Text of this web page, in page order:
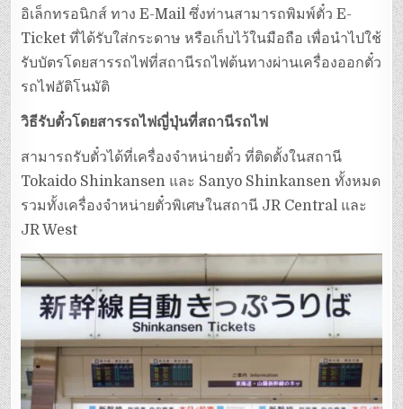
อิเล็กทรอนิกส์ ทาง E-Mail ซึ่งท่านสามารถพิมพ์ตั๋ว E-
Ticket ที่ได้รับใส่กระดาษ หรือเก็บไว้ในมือถือ เพื่อนำไปใช้
รับบัตรโดยสารรถไฟที่สถานีรถไฟต้นทางผ่านเครื่องออกตั๋ว
รถไฟอัติโนมัติ
วิธีรับตั๋วโดยสารรถไฟญี่ปุ่นที่สถานีรถไฟ
สามารถรับตั๋วได้ที่เครื่องจำหน่ายตั๋ว ที่ติดตั้งในสถานี
Tokaido Shinkansen และ Sanyo Shinkansen ทั้งหมด
รวมทั้งเครื่องจำหน่ายตั๋วพิเศษในสถานี JR Central และ
JR West